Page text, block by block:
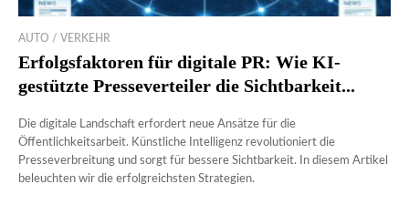
AUTO / VERKEHR
Erfolgsfaktoren für digitale PR: Wie KI-
gestützte Presseverteiler die Sichtbarkeit...
Die digitale Landschaft erfordert neue Ansätze für die
Öffentlichkeitsarbeit. Künstliche Intelligenz revolutioniert die
Presseverbreitung und sorgt für bessere Sichtbarkeit. In diesem Artikel
beleuchten wir die erfolgreichsten Strategien.